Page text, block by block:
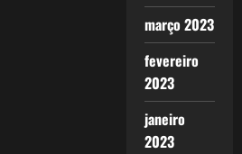
março 2023
fevereiro
2023
janeiro
2023